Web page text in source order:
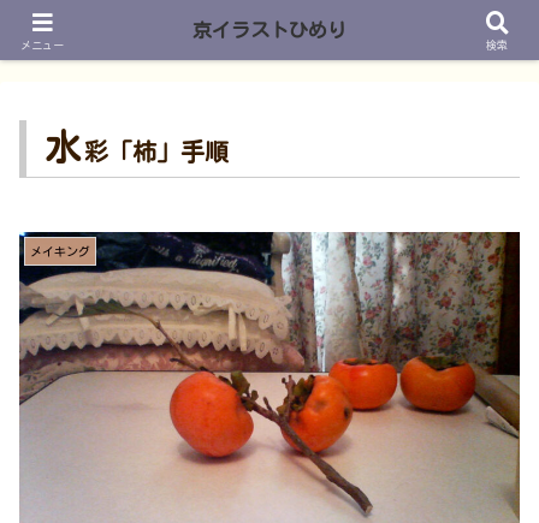
水 彩「柿」手順
メイキング
メニュー
京イラストひめり
検索